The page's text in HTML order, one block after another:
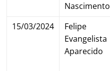
Nascimento
15/03/2024
Felipe
Evangelista
Aparecido